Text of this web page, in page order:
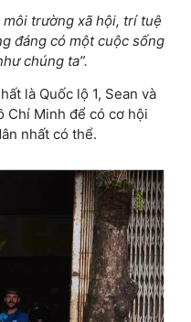
trường xã hội, trí tuệ
đáng có một cuộc sống
chúng ta”.
là Quốc lộ 1, Sean và
Chí Minh để có cơ hội
nhất có thể.